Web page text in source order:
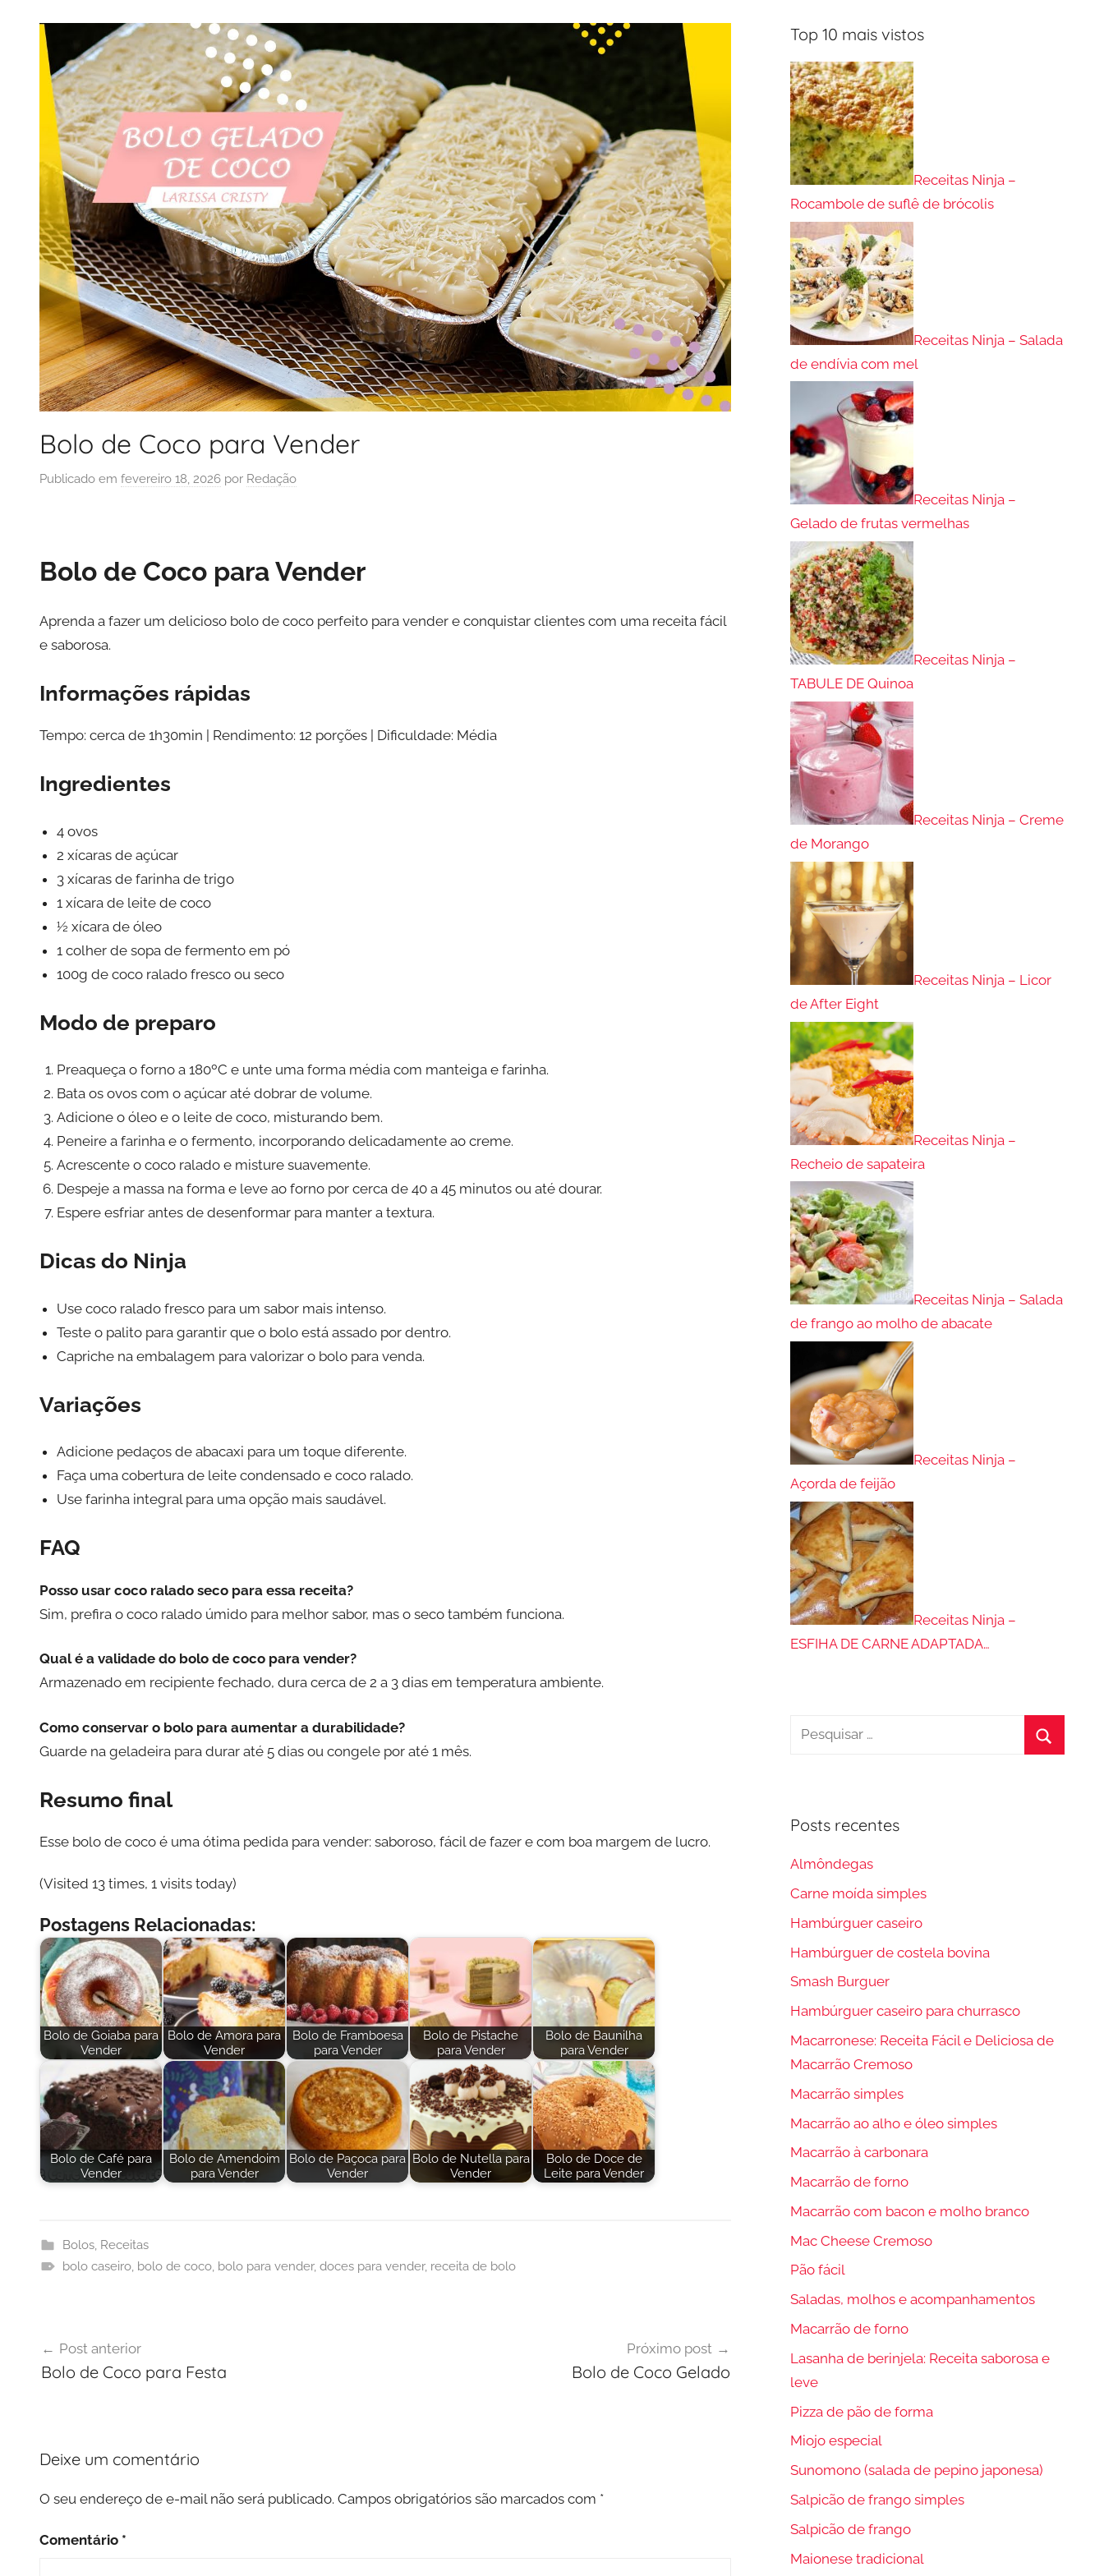
Bolo de Coco para Vender
Publicado em fevereiro 18, 2026 por Redação
Bolo de Coco para Vender
Aprenda a fazer um delicioso bolo de coco perfeito para vender e conquistar clientes com uma receita fácil
e saborosa.
Informações rápidas
Tempo: cerca de 1h30min | Rendimento: 12 porções | Dificuldade: Média
Ingredientes
4 ovos
2 xícaras de açúcar
3 xícaras de farinha de trigo
1 xícara de leite de coco
½ xícara de óleo
1 colher de sopa de fermento em pó
100g de coco ralado fresco ou seco
Modo de preparo
Preaqueça o forno a 180ºC e unte uma forma média com manteiga e farinha.
Bata os ovos com o açúcar até dobrar de volume.
Adicione o óleo e o leite de coco, misturando bem.
Peneire a farinha e o fermento, incorporando delicadamente ao creme.
Acrescente o coco ralado e misture suavemente.
Despeje a massa na forma e leve ao forno por cerca de 40 a 45 minutos ou até dourar.
Espere esfriar antes de desenformar para manter a textura.
Dicas do Ninja
Use coco ralado fresco para um sabor mais intenso.
Teste o palito para garantir que o bolo está assado por dentro.
Capriche na embalagem para valorizar o bolo para venda.
Variações
Adicione pedaços de abacaxi para um toque diferente.
Faça uma cobertura de leite condensado e coco ralado.
Use farinha integral para uma opção mais saudável.
FAQ
Posso usar coco ralado seco para essa receita?
Sim, prefira o coco ralado úmido para melhor sabor, mas o seco também funciona.
Qual é a validade do bolo de coco para vender?
Armazenado em recipiente fechado, dura cerca de 2 a 3 dias em temperatura ambiente.
Como conservar o bolo para aumentar a durabilidade?
Guarde na geladeira para durar até 5 dias ou congele por até 1 mês.
Resumo final
Esse bolo de coco é uma ótima pedida para vender: saboroso, fácil de fazer e com boa margem de lucro.
(Visited 13 times, 1 visits today)
Postagens Relacionadas:
Bolo de Goiaba para
Vender
Bolo de Amora para
Vender
Bolo de Framboesa
para Vender
Bolo de Pistache
para Vender
Bolo de Baunilha
para Vender
Bolo de Café para
Vender
Bolo de Amendoim
para Vender
Bolo de Paçoca para
Vender
Bolo de Nutella para
Vender
Bolo de Doce de
Leite para Vender
Bolos, Receitas
bolo caseiro, bolo de coco, bolo para vender, doces para vender, receita de bolo
de
Post anterior
Bolo de Coco para Festa
Próximo post
Bolo de Coco Gelado
Deixe um comentário
O seu endereço de e-mail não será publicado. Campos obrigatórios são marcados com *
Comentário *
Top 10 mais vistos
Receitas Ninja –
Rocambole de suflê de brócolis
Receitas Ninja – Salada
de endívia com mel
Receitas Ninja –
Gelado de frutas vermelhas
Receitas Ninja –
TABULE DE Quinoa
Receitas Ninja – Creme
de Morango
Receitas Ninja – Licor
de After Eight
Receitas Ninja –
Recheio de sapateira
Receitas Ninja – Salada
de frango ao molho de abacate
Receitas Ninja –
Açorda de feijão
Receitas Ninja –
ESFIHA DE CARNE ADAPTADA…
Pesquisar
Posts recentes
Almôndegas
Carne moída simples
Hambúrguer caseiro
Hambúrguer de costela bovina
Smash Burguer
Hambúrguer caseiro para churrasco
Macarronese: Receita Fácil e Deliciosa de
Macarrão Cremoso
Macarrão simples
Macarrão ao alho e óleo simples
Macarrão à carbonara
Macarrão de forno
Macarrão com bacon e molho branco
Mac Cheese Cremoso
Pão fácil
Saladas, molhos e acompanhamentos
Macarrão de forno
Lasanha de berinjela: Receita saborosa e
leve
Pizza de pão de forma
Miojo especial
Sunomono (salada de pepino japonesa)
Salpicão de frango simples
Salpicão de frango
Maionese tradicional